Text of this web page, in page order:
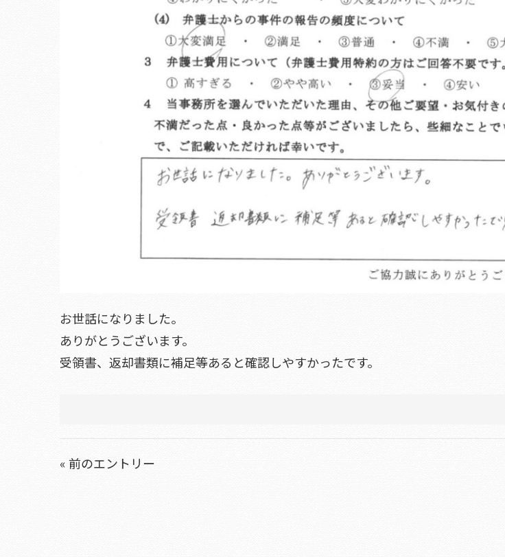
お世話になりました。
ありがとうございます。
受領書、返却書類に補足等あると確認しやすかったです。
« 前のエントリー